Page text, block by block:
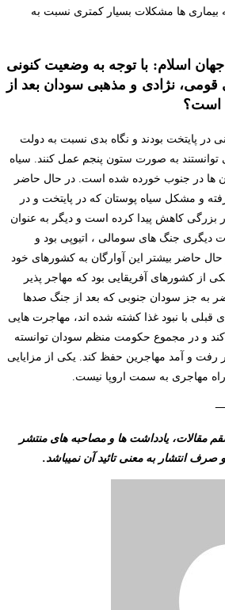
بیماری ها مشکلات بسیار کمتری نسبت به
اسلام: با توجه به وضعیت کنونی
قومی، نژادی و مذهبی سودان بعد از
است؟
در پایتخت بودند و نگاه بدی نسبت به دولت
به صورت ستون پنجم عمل کنند. سیاه
ها در جنوب خورده شده است. در حال حاضر
و مشکل سیاه پوستان که در پایتخت و در
کاهش پیدا کرده است و دیگر به عنوان
دیگری جنگ های سومالی ، اتیوپی بود و
حال حاضر بیشتر این آوارگان به کشورهای خود
از کشورهای آفریقایی بود که مهاجر پذیر
به جز سودان جنوبی که بعد از جنگ صدها
قبلی با نبود غذا کشته شده اند، مهاجرت هایی
و در مجموع حکومت منظم سودان توانسته
رفت و آمد مهاجرین حفظ کند. یکی از مزایایی
مهاجری به سمت اروپا نیست.
یادداشت ها و مصاحبه های منتشر
صرف انتشار به معنی تائید آن نمیباشد.